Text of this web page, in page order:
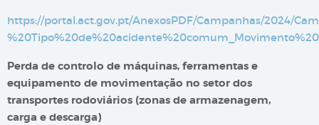
https://portal.act.gov.pt/AnexosPDF/Campanhas/2024/
Perda de controlo de máquinas, ferramentas e
equipamento de movimentação no setor dos
transportes rodoviários (zonas de armazenagem,
carga e descarga)